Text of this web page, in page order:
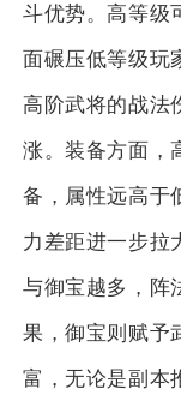
斗优势。高等级
面碾压低等级玩
高阶武将的战法
涨。装备方面，
备，属性远高于
力差距进一步拉
与御宝越多，阵
果，御宝则赋予
富，无论是副本